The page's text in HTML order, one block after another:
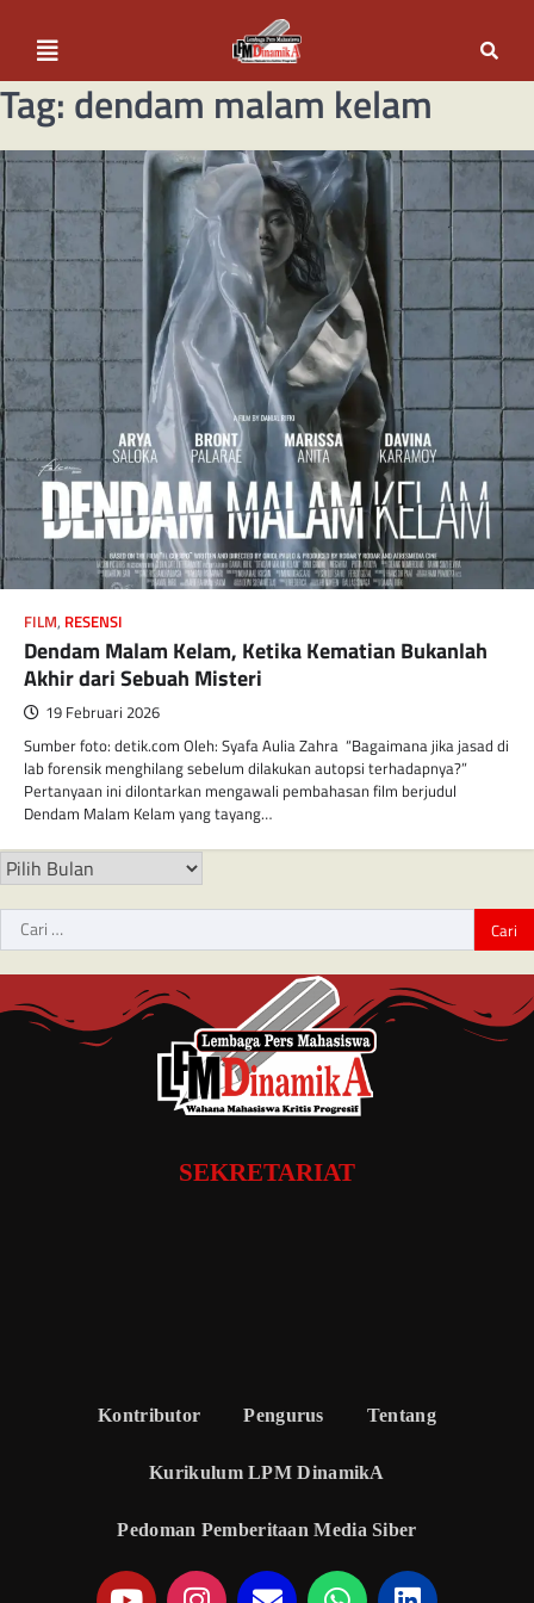
Tag: dendam malam kelam
FILM, RESENSI
Dendam Malam Kelam, Ketika Kematian Bukanlah
Akhir dari Sebuah Misteri
19 Februari 2026
Sumber foto: detik.com Oleh: Syafa Aulia Zahra “Bagaimana jika jasad di
lab forensik menghilang sebelum dilakukan autopsi terhadapnya?”
Pertanyaan ini dilontarkan mengawali pembahasan film berjudul
Dendam Malam Kelam yang tayang…
SEKRETARIAT
Kontributor Pengurus Tentang
Kurikulum LPM DinamikA
Pedoman Pemberitaan Media Siber